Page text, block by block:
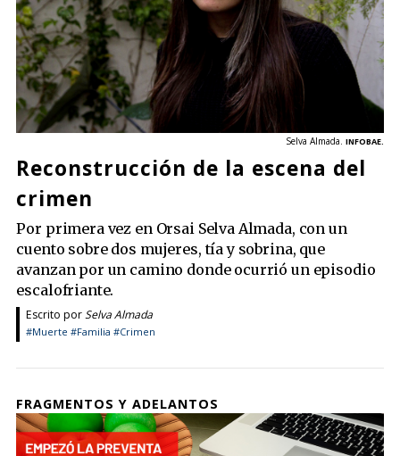
Selva Almada. INFOBAE.
Reconstrucción de la escena del
crimen
Por primera vez en Orsai Selva Almada, con un
cuento sobre dos mujeres, tía y sobrina, que
avanzan por un camino donde ocurrió un episodio
escalofriante.
Escrito porSelva Almada
#Muerte #Familia #Crimen
FRAGMENTOS Y ADELANTOS